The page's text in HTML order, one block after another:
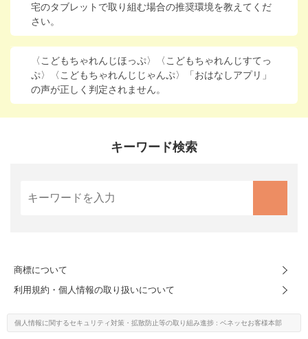
宅のタブレットで取り組む場合の推奨環境を教えてくだ
さい。
〈こどもちゃれんじほっぷ〉〈こどもちゃれんじすてっ
ぷ〉〈こどもちゃれんじじゃんぷ〉「おはなしアプリ」
の声が正しく判定されません。
キーワード検索
商標について
利用規約・個人情報の取り扱いについて
個人情報に関するセキュリティ対策・ 拡散防止等の取り組み進捗 : ベネッセお客様本部